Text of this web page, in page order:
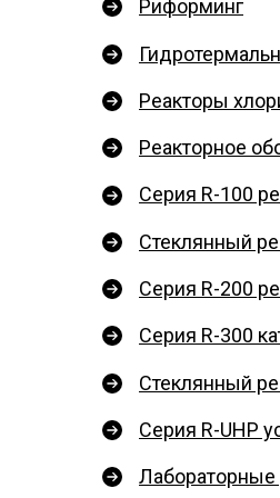
Риформинг
Реакторы
Реакторное
Серия R-100
Стеклянный
Серия R-200
Серия R-300
Стеклянный
Серия R-UHP
Лабораторные